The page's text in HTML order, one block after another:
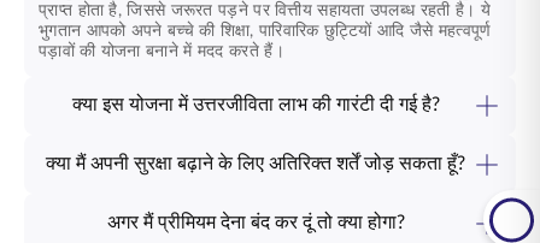
प्राप्त होता है, जिससे जरूरत पड़ने पर वित्तीय सहायता उपलब्ध रहती है। ये
भुगतान आपको अपने बच्चे की शिक्षा, पारिवारिक छुट्टियों आदि जैसे महत्वपूर्ण
पड़ावों की योजना बनाने में मदद करते हैं।
क्या इस योजना में उत्तरजीविता लाभ की गारंटी दी गई है?
लाभ प्रदान करता है। पॉलिसी की अवधि के अनुसार, चौथे या पांचवें वर्ष में
निर्धारित अंतराल पर 15%, 20%, 25% और 30% की बढ़ती हुई किस्तों के
आपको जीवन के महत्वपूर्ण पड़ावों को आत्मविश्वास के साथ पार करने में मदद
करती है, यह जानते हुए कि आपकी वित्तीय नींव सुरक्षित है। अपनी
क्या मैं अपनी सुरक्षा बढ़ाने के लिए अतिरिक्त शर्तें जोड़ सकता हूँ?
बेनिफिट राइडर को शामिल करने का विकल्प है, जो आकस्मिक मृत्यु लाभ और
आकस्मिक आंशिक स्थायी विकलांगता लाभ प्रदान करके आपकी सुरक्षा को
अगर मैं प्रीमियम देना बंद कर दूं तो क्या होगा?